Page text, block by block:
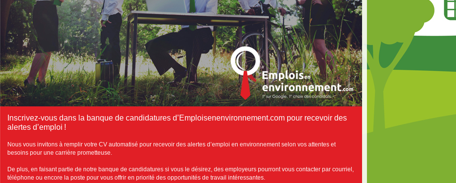
Inscrivez-vous dans la banque de candidatures d’Emploisenenvironnement.com pour recevoir des
alertes d’emploi !
Nous vous invitons à remplir votre CV automatisé pour recevoir des alertes d’emploi en environnement selon vos attentes et
besoins pour une carrière prometteuse.
De plus, en faisant partie de notre banque de candidatures si vous le désirez, des employeurs pourront vous contacter par courriel,
téléphone ou encore la poste pour vous offrir en priorité des opportunités de travail intéressantes.